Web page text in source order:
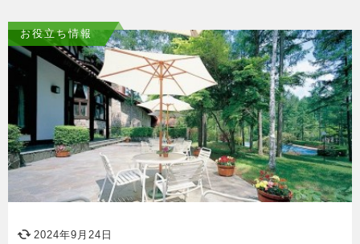
お役立ち情報
2024年9月24日